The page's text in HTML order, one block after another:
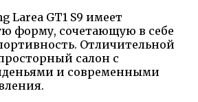
Larea GT1 S9 имеет
форму, сочетающую в себе
Отличительной
салон с
и современными